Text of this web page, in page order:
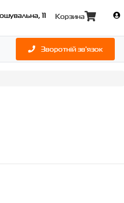
11 Корзина
Зворотній зв'язок